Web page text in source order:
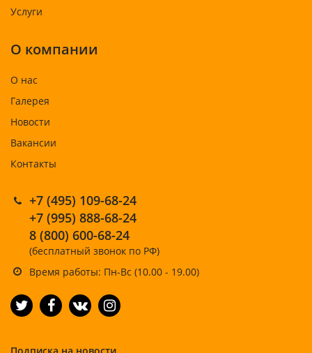
Услуги
О компании
О нас
Галерея
Новости
Вакансии
Контакты
+7 (495) 109-68-24
+7 (995) 888-68-24
8 (800) 600-68-24
(бесплатный звонок по РФ)
Время работы: Пн-Вс (10.00 - 19.00)